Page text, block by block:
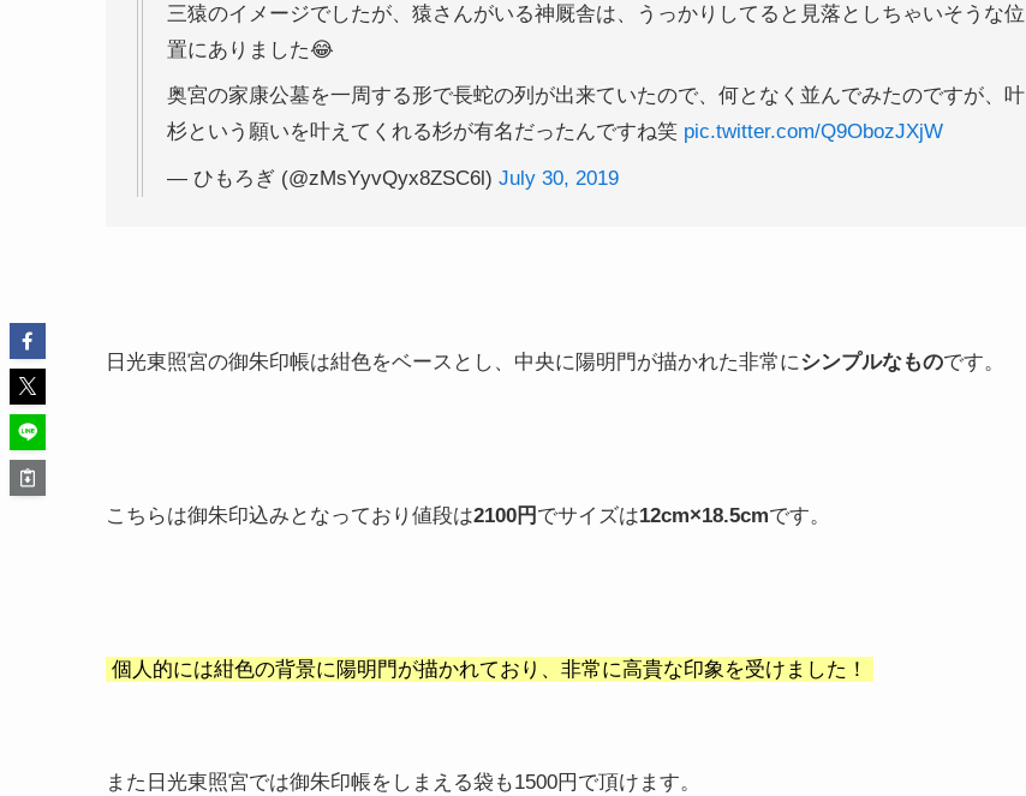
三猿のイメージでしたが、猿さんがいる神厩舎は、うっかりしてると見落としちゃいそうな位
置にありました😂
奥宮の家康公墓を一周する形で長蛇の列が出来ていたので、何となく並んでみたのですが、叶
杉という願いを叶えてくれる杉が有名だったんですね笑 pic.twitter.com/Q9ObozJXjW
— ひもろぎ (@zMsYyvQyx8ZSC6l) July 30, 2019
日光東照宮の御朱印帳は紺色をベースとし、中央に陽明門が描かれた非常にシンプルなものです。
こちらは御朱印込みとなっており値段は2100円 でサイズは12cm×18.5cmです。
個人的には紺色の背景に陽明門が描かれており、非常に高貴な印象を受けました！
また日光東照宮では御朱印帳をしまえる袋も1500円で頂けます。